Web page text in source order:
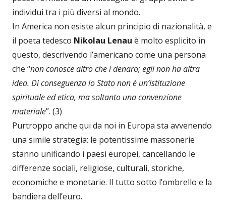
individui tra i più diversi al mondo.
In America non esiste alcun principio di nazionalità, e
il poeta tedesco Nikolau Lenau è molto esplicito in
questo, descrivendo l’americano come una persona
che “non conosce altro che i denaro; egli non ha altra
idea. Di conseguenza lo Stato non è un’istituzione
spirituale ed etica, ma soltanto una convenzione
materiale”. (3)
Purtroppo anche qui da noi in Europa sta avvenendo
una simile strategia: le potentissime massonerie
stanno unificando i paesi europei, cancellando le
differenze sociali, religiose, culturali, storiche,
economiche e monetarie. Il tutto sotto l’ombrello e la
bandiera dell’euro.